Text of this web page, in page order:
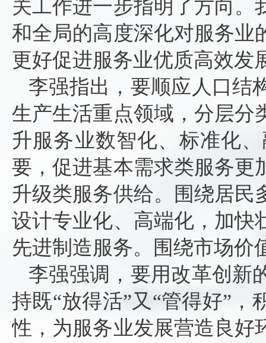
关工作进一步指明了方向。
和全局的高度深化对服务业
更好促进服务业优质高效发
李强指出，要顺应人口结
生产生活重点领域，分层分
升服务业数智化、标准化
要，促进基本需求类服务更
升级类服务供给。围绕居民
设计专业化、高端化，加快
先进制造服务。围绕市场价
李强强调，要用改革创新
持既“放得活”又“管得好”
性，为服务业发展营造良好